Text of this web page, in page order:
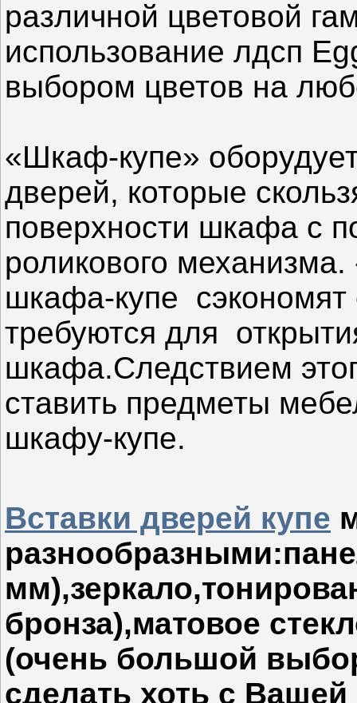
различной цветовой
использование лдсп
выбором цветов на
«Шкаф-купе»
дверей, которые
поверхности шкафа с
роликового
шкафа-купе сэкономят
требуются для
шкафа.Следствием
ставить предметы
шкафу-купе.
Вставки дверей купе
бронза),матовое
(очень большой
сделать хоть с Вашей